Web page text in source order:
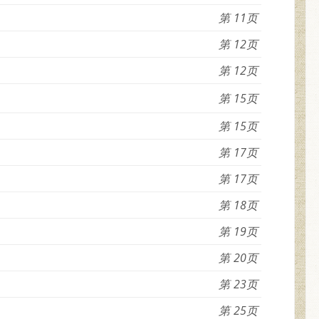
11
12
12
15
15
17
17
18
19
20
23
25